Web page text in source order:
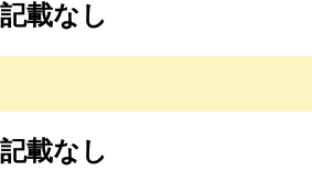
載なし
載なし